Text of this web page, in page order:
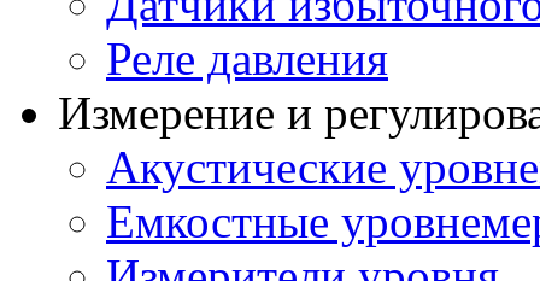
Реле давления
Измерение и
Акустические
Емкостные